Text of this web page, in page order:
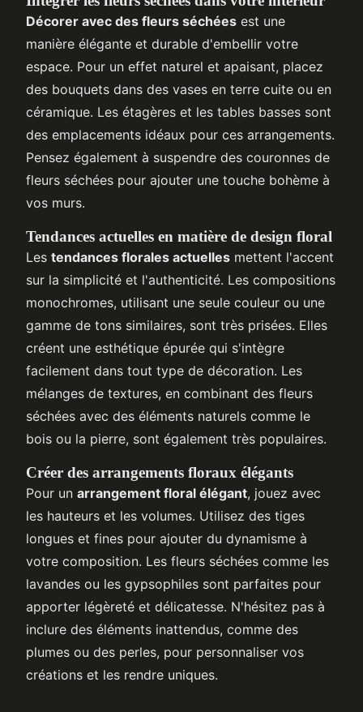
Décorer avec des fleurs séchées est une
manière élégante et durable d'embellir votre
espace. Pour un effet naturel et apaisant, placez
des bouquets dans des vases en terre cuite ou en
céramique. Les étagères et les tables basses sont
des emplacements idéaux pour ces arrangements.
Pensez également à suspendre des couronnes de
fleurs séchées pour ajouter une touche bohème à
vos murs.
Tendances actuelles en matière de design floral
Les tendances florales actuelles mettent l'accent
sur la simplicité et l'authenticité. Les compositions
monochromes, utilisant une seule couleur ou une
gamme de tons similaires, sont très prisées. Elles
créent une esthétique épurée qui s'intègre
facilement dans tout type de décoration. Les
mélanges de textures, en combinant des fleurs
séchées avec des éléments naturels comme le
bois ou la pierre, sont également très populaires.
Créer des arrangements floraux élégants
Pour un arrangement floral élégant, jouez avec
les hauteurs et les volumes. Utilisez des tiges
longues et fines pour ajouter du dynamisme à
votre composition. Les fleurs séchées comme les
lavandes ou les gypsophiles sont parfaites pour
apporter légèreté et délicatesse. N'hésitez pas à
inclure des éléments inattendus, comme des
plumes ou des perles, pour personnaliser vos
créations et les rendre uniques.